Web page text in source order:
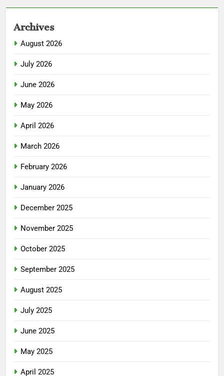
Archives
August 2026
July 2026
June 2026
May 2026
April 2026
March 2026
February 2026
January 2026
December 2025
November 2025
October 2025
September 2025
August 2025
July 2025
June 2025
May 2025
April 2025